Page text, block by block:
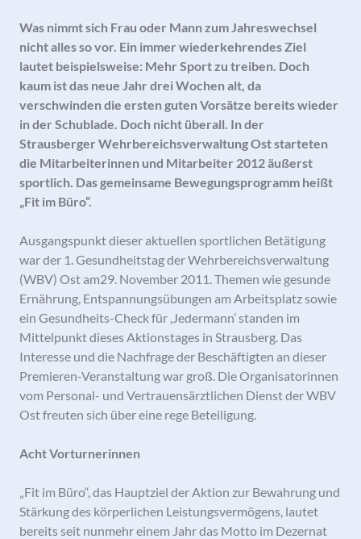
Was nimmt sich Frau oder Mann zum Jahreswechsel
nicht alles so vor. Ein immer wiederkehrendes Ziel
lautet beispielsweise: Mehr Sport zu treiben. Doch
kaum ist das neue Jahr drei Wochen alt, da
verschwinden die ersten guten Vorsätze bereits wieder
in der Schublade. Doch nicht überall. In der
Strausberger Wehrbereichsverwaltung Ost starteten
die Mitarbeiterinnen und Mitarbeiter 2012 äußerst
sportlich. Das gemeinsame Bewegungsprogramm heißt
„Fit im Büro“.
Ausgangspunkt dieser aktuellen sportlichen Betätigung
war der 1. Gesundheitstag der Wehrbereichsverwaltung
(WBV) Ost am29. November 2011. Themen wie gesunde
Ernährung, Entspannungsübungen am Arbeitsplatz sowie
ein Gesundheits-Check für ,Jedermann’ standen im
Mittelpunkt dieses Aktionstages in Strausberg. Das
Interesse und die Nachfrage der Beschäftigten an dieser
Premieren-Veranstaltung war groß. Die Organisatorinnen
vom Personal- und Vertrauensärztlichen Dienst der WBV
Ost freuten sich über eine rege Beteiligung.
Acht Vorturnerinnen
„Fit im Büro“, das Hauptziel der Aktion zur Bewahrung und
Stärkung des körperlichen Leistungsvermögens, lautet
bereits seit nunmehr einem Jahr das Motto im Dezernat